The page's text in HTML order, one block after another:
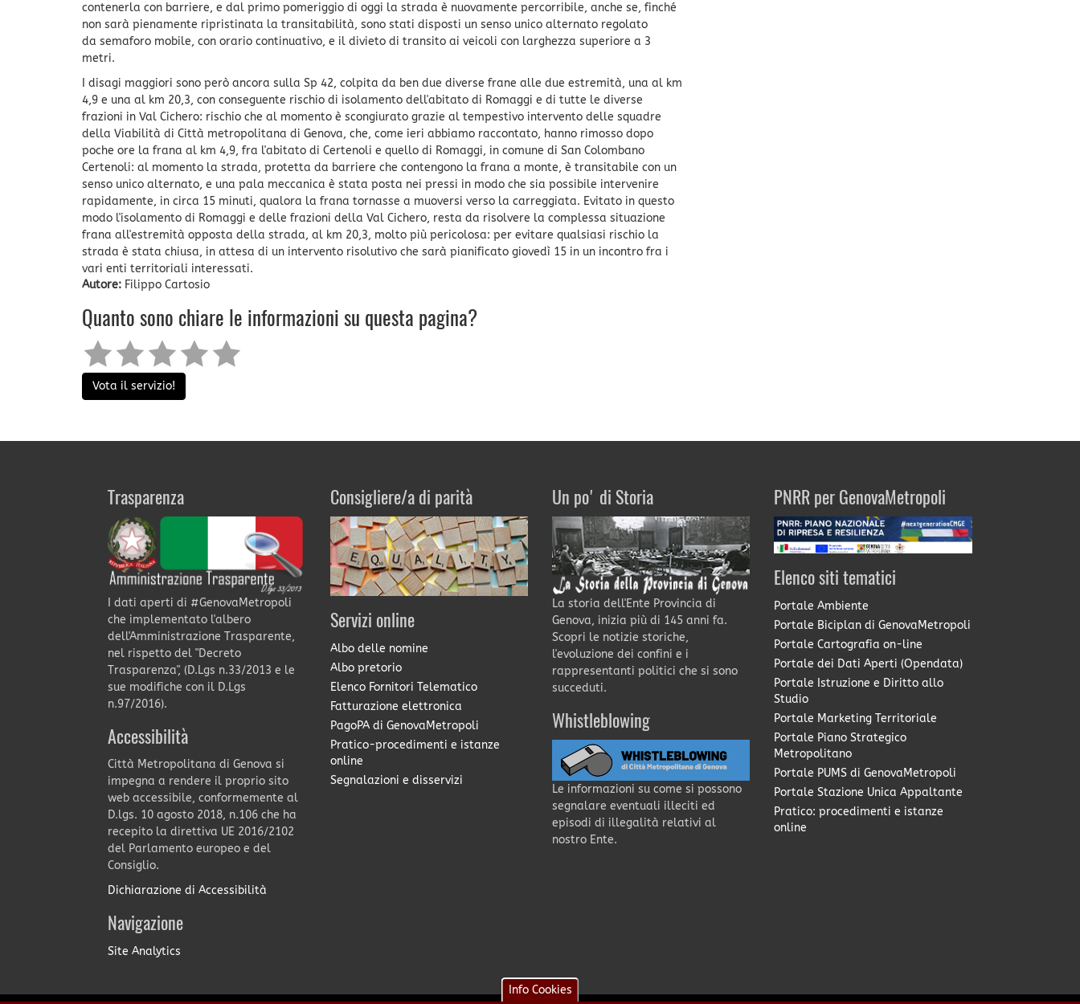
contenerla con barriere, e dal primo pomeriggio di oggi la strada è nuovamente percorribile, anche se, finché
non sarà pienamente ripristinata la transitabilità, sono stati disposti un senso unico alternato regolato
da semaforo mobile, con orario continuativo, e il divieto di transito ai veicoli con larghezza superiore a 3
metri.
I disagi maggiori sono però ancora sulla Sp 42, colpita da ben due diverse frane alle due estremità, una al km
4,9 e una al km 20,3, con conseguente rischio di isolamento dell'abitato di Romaggi e di tutte le diverse
frazioni in Val Cichero: rischio che al momento è scongiurato grazie al tempestivo intervento delle squadre
della Viabilità di Città metropolitana di Genova, che, come ieri abbiamo raccontato, hanno rimosso dopo
poche ore la frana al km 4,9, fra l'abitato di Certenoli e quello di Romaggi, in comune di San Colombano
Certenoli: al momento la strada, protetta da barriere che contengono la frana a monte, è transitabile con un
senso unico alternato, e una pala meccanica è stata posta nei pressi in modo che sia possibile intervenire
rapidamente, in circa 15 minuti, qualora la frana tornasse a muoversi verso la carreggiata. Evitato in questo
modo l'isolamento di Romaggi e delle frazioni della Val Cichero, resta da risolvere la complessa situazione
frana all'estremità opposta della strada, al km 20,3, molto più pericolosa: per evitare qualsiasi rischio la
strada è stata chiusa, in attesa di un intervento risolutivo che sarà pianificato giovedì 15 in un incontro fra i
vari enti territoriali interessati.
Autore: Filippo Cartosio
Quanto sono chiare le informazioni su questa pagina?
Vota il servizio!
Trasparenza
I dati aperti di #GenovaMetropoli
che implementato l'albero
dell'Amministrazione Trasparente,
nel rispetto del "Decreto
Trasparenza", (D.Lgs n.33/2013 e le
sue modifiche con il D.Lgs
n.97/2016).
Accessibilità
Città Metropolitana di Genova si
impegna a rendere il proprio sito
web accessibile, conformemente al
D.lgs. 10 agosto 2018, n.106 che ha
recepito la direttiva UE 2016/2102
del Parlamento europeo e del
Consiglio.
Dichiarazione di Accessibilità
Navigazione
Site Analytics
Consigliere/a di parità
Servizi online
Albo delle nomine
Albo pretorio
Elenco Fornitori Telematico
Fatturazione elettronica
PagoPA di GenovaMetropoli
Pratico-procedimenti e istanze
online
Segnalazioni e disservizi
Un po' di Storia
La storia dell'Ente Provincia di
Genova, inizia più di 145 anni fa.
Scopri le notizie storiche,
l'evoluzione dei confini e i
rappresentanti politici che si sono
succeduti.
Whistleblowing
Le informazioni su come si possono
segnalare eventuali illeciti ed
episodi di illegalità relativi al
nostro Ente.
PNRR per GenovaMetropoli
Elenco siti tematici
Portale Ambiente
Portale Biciplan di GenovaMetropoli
Portale Cartografia on-line
Portale dei Dati Aperti (Opendata)
Portale Istruzione e Diritto allo
Studio
Portale Marketing Territoriale
Portale Piano Strategico
Metropolitano
Portale PUMS di GenovaMetropoli
Portale Stazione Unica Appaltante
Pratico: procedimenti e istanze
online
Info Cookies